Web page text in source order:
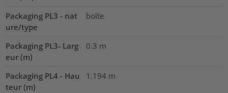
Packaging PL3 - nat
ure/type
boîte
Packaging PL3- Larg
eur (m)
0.3 m
Packaging PL4 - Hau
teur (m)
1.194 m